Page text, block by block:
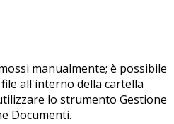
manualmente; è possibile
all'interno della cartella
lo strumento Gestione
Documenti.